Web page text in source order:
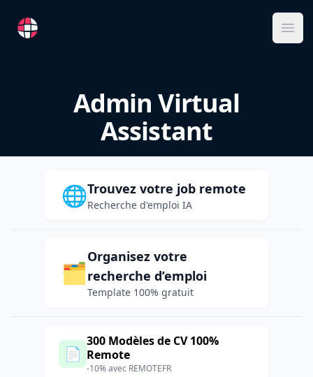
RemoteFR
Admin Virtual
Assistant
🌐Trouvez votre job remote
Recherche d'emploi IA
🗂️
Organisez votre
recherche d’emploi
Template 100% gratuit
📄
300 Modèles de CV 100%
Remote
-10% avec REMOTEFR